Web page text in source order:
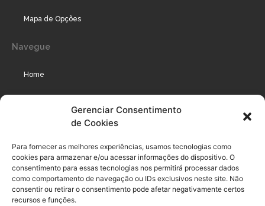
Gerenciar Consentimento
de Cookies
Para fornecer as melhores experiências, usamos tecnologias como
cookies para armazenar e/ou acessar informações do dispositivo. O
consentimento para essas tecnologias nos permitirá processar dados
como comportamento de navegação ou IDs exclusivos neste site. Não
consentir ou retirar o consentimento pode afetar negativamente certos
recursos e funções.
Mapa de Opções
Navegue
Home
Podcast
Legal